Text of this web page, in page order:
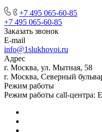
+7 495 065-60-85
+7 495 065-60-85
Заказать звонок
E-mail
info@1slukhovoi.ru
Адрес
г. Москва, ул. Мытная, 58
г. Москва, Северный
Режим работы
Режим работы call-центра: